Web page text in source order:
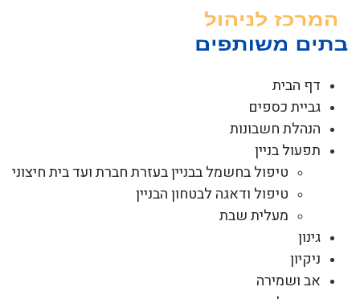
דף הבית
גביית כספים
הנהלת חשבונות
תפעול בניין
טיפול בחשמל בבניין בעזרת חברת ועד בית חיצוני
טיפול ודאגה לבטחון הבניין
מעלית שבת
גינון
ניקיון
אב ושמירה